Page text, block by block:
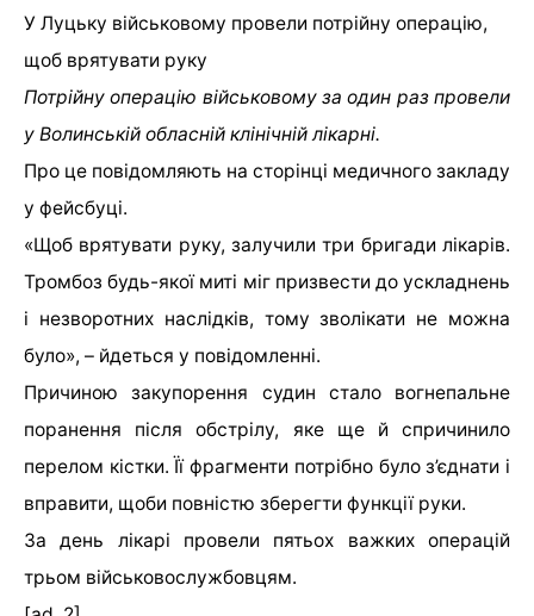
У Луцьку військовому провели потрійну операцію,
щоб врятувати руку
Потрійну операцію військовому за один раз провели
у Волинській обласній клінічній лікарні.
Про це повідомляють на сторінці медичного закладу
у фейсбуці.
«Щоб врятувати руку, залучили три бригади лікарів.
Тромбоз будь-якої миті міг призвести до ускладнень
і незворотних наслідків, тому зволікати не можна
було», – йдеться у повідомленні.
Причиною закупорення судин стало вогнепальне
поранення після обстрілу, яке ще й спричинило
перелом кістки. Її фрагменти потрібно було з’єднати і
вправити, щоби повністю зберегти функції руки.
За день лікарі провели пятьох важких операцій
трьом військовослужбовцям.